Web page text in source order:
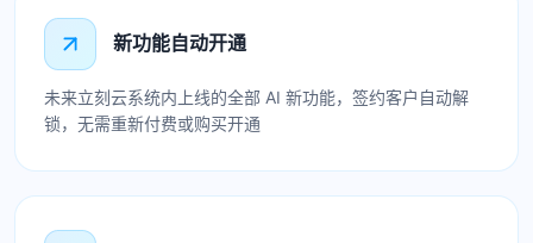
新功能自动开通
未来立刻云系统内上线的全部 AI 新功能，签约客户自动解
锁，无需重新付费或购买开通